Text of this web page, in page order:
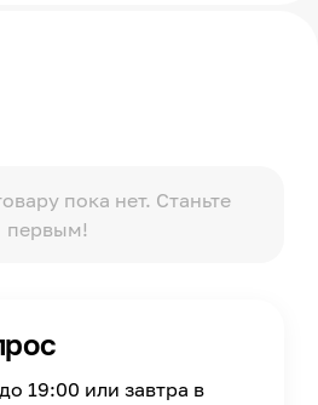
пока нет. Станьте
первым!
19:00 или завтра в